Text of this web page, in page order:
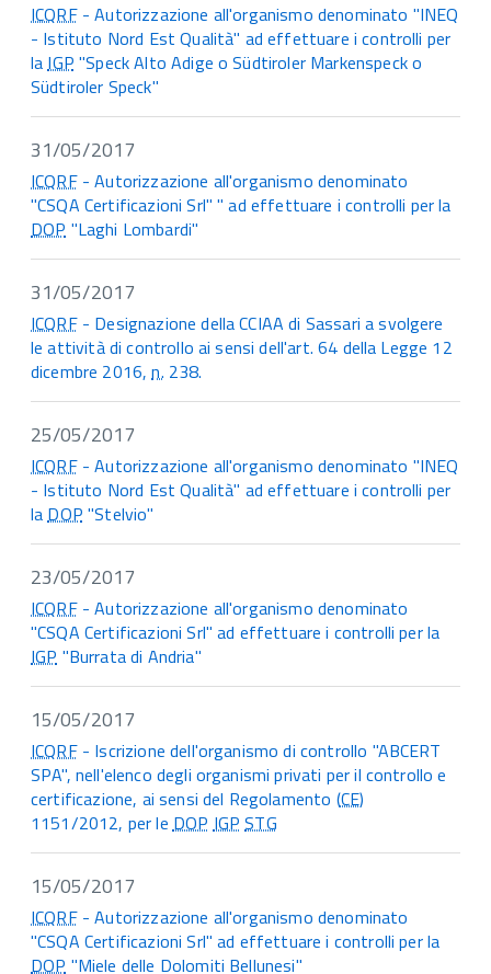
ICQRF- Autorizzazione all'organismo denominato "INEQ
- Istituto Nord Est Qualità" ad effettuare i controlli per
laIGP "Speck Alto Adige o Südtiroler Markenspeck o
Südtiroler Speck"
31/05/2017
ICQRF- Autorizzazione all'organismo denominato
"CSQA Certificazioni Srl" " ad effettuare i controlli per la
DOP "Laghi Lombardi"
31/05/2017
ICQRF- Designazione della CCIAA di Sassari a svolgere
le attività di controllo ai sensi dell'art. 64 della Legge 12
dicembre 2016,n. 238.
25/05/2017
ICQRF- Autorizzazione all'organismo denominato "INEQ
- Istituto Nord Est Qualità" ad effettuare i controlli per
laDOP "Stelvio"
23/05/2017
ICQRF- Autorizzazione all'organismo denominato
"CSQA Certificazioni Srl" ad effettuare i controlli per la
IGP "Burrata di Andria"
15/05/2017
ICQRF- Iscrizione dell'organismo di controllo "ABCERT
SPA", nell'elenco degli organismi privati per il controllo e
certificazione, ai sensi del Regolamento (CE)
1151/2012, per leDOP IGP STG
15/05/2017
ICQRF- Autorizzazione all'organismo denominato
"CSQA Certificazioni Srl" ad effettuare i controlli per la
DOP "Miele delle Dolomiti Bellunesi"